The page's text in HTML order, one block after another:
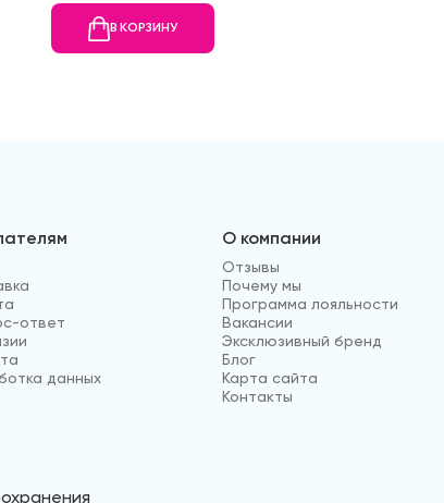
В КОРЗИНУ
ответ
данных
О компании
Отзывы
Почему мы
Программа лояльности
Вакансии
Эксклюзивный бренд
Блог
Карта сайта
Контакты